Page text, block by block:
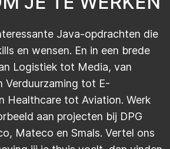
Java-opdrachten die
en wensen. En in een brede
Logistiek tot Media, van
Verduurzaming tot E-
Healthcare tot Aviation. Werk
aan projecten bij DPG
, Mateco en Smals. Vertel ons